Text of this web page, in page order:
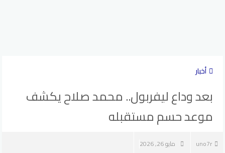
أخبار
بعد وداع ليفربول.. محمد صلاح يكشف
موعد حسم مستقبله
uno7r مايو 26, 2026